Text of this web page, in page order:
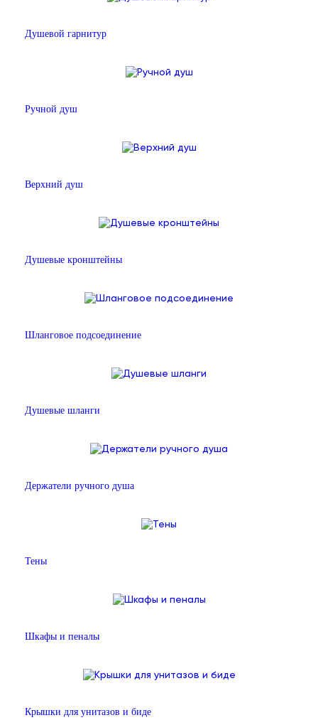
Душевой гарнитур
Ручной душ
Верхний душ
Душевые кронштейны
Шланговое подсоединение
Душевые шланги
Держатели ручного душа
Тены
Шкафы и пеналы
Крышки для унитазов и биде